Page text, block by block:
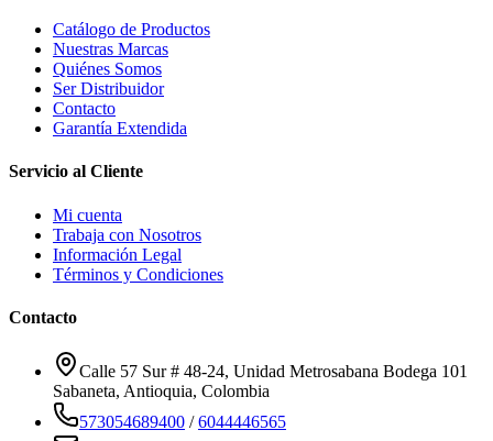
Catálogo de Productos
Nuestras Marcas
Quiénes Somos
Ser Distribuidor
Contacto
Garantía Extendida
Servicio al Cliente
Mi cuenta
Trabaja con Nosotros
Información Legal
Términos y Condiciones
Contacto
Calle 57 Sur # 48-24, Unidad Metrosabana Bodega 101
Sabaneta, Antioquia, Colombia
573054689400 /6044446565